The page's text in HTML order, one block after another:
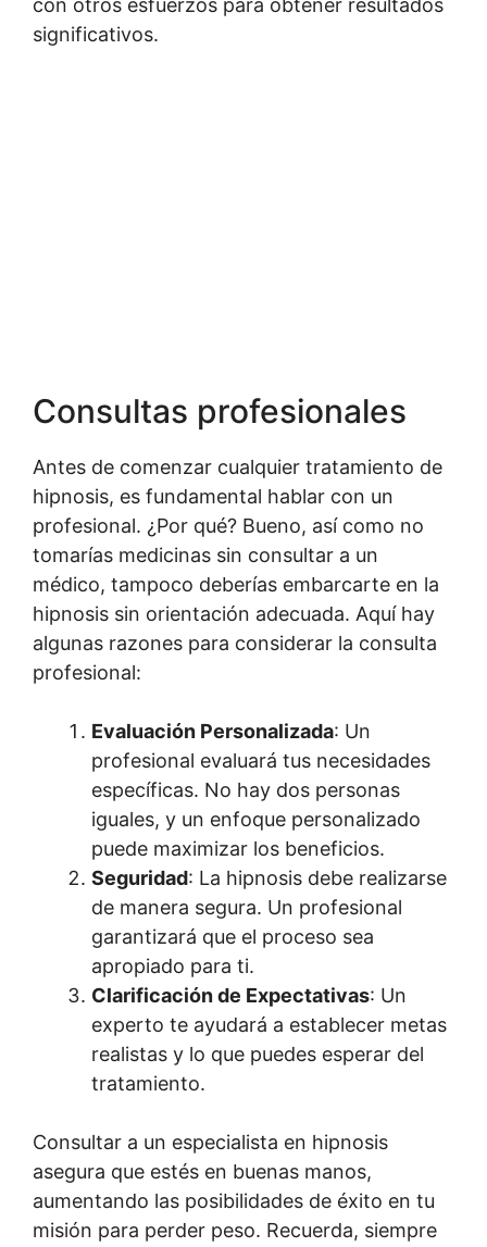
con otros esfuerzos para obtener resultados
significativos.
Consultas profesionales
Antes de comenzar cualquier tratamiento de
hipnosis, es fundamental hablar con un
profesional. ¿Por qué? Bueno, así como no
tomarías medicinas sin consultar a un
médico, tampoco deberías embarcarte en la
hipnosis sin orientación adecuada. Aquí hay
algunas razones para considerar la consulta
profesional:
Evaluación Personalizada: Un
profesional evaluará tus necesidades
específicas. No hay dos personas
iguales, y un enfoque personalizado
puede maximizar los beneficios.
Seguridad: La hipnosis debe realizarse
de manera segura. Un profesional
garantizará que el proceso sea
apropiado para ti.
Clarificación de Expectativas: Un
experto te ayudará a establecer metas
realistas y lo que puedes esperar del
tratamiento.
Consultar a un especialista en hipnosis
asegura que estés en buenas manos,
aumentando las posibilidades de éxito en tu
misión para perder peso. Recuerda, siempre